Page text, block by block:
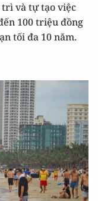
và tự tạo việc
100 triệu đồng
tối đa 10 năm.